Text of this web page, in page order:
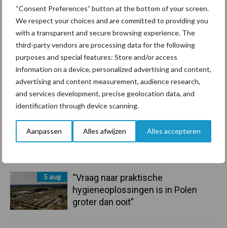
“Consent Preferences” button at the bottom of your screen.
We respect your choices and are committed to providing you
with a transparent and secure browsing experience. The
third-party vendors are processing data for the following
purposes and special features: Store and/or access
information on a device, personalized advertising and content,
advertising and content measurement, audience research,
and services development, precise geolocation data, and
identification through device scanning.
Aanpassen Alles afwijzen Alles accepteren
7 aug
De speenhuid: een vaak
onderschatte risicofactor voor
mastitis
ForFarmers ziet volume en
marktaandeel groeien in krimpende
Nederlandse markt
Tien praktische tips voor een
langere levensduur
5 aug
“Vraag naar praktische
hygieneoplossingen is in Polen
groter dan ooit”